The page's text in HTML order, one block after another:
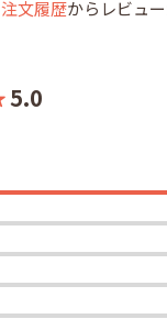
注文履歴からレビュー
5.0